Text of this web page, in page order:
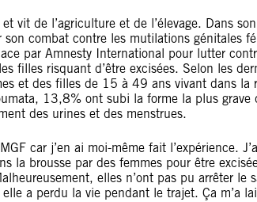
vit de l’agriculture et de l’élevage. Dans
combat contre les mutilations génitales
par Amnesty International pour lutter
filles risquant d’être excisées. Selon les
et des filles de 15 à 49 ans vivant dans la
13,8% ont subi la forme la plus grave
des urines et des menstrues.
car j’en ai moi-même fait l’expérience.
la brousse par des femmes pour être
elles n’ont pas pu arrêter le
a perdu la vie pendant le trajet. Ça m’a